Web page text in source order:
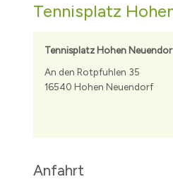
BAUEN &
Tennisplatz
Tennisplatz Hohen
An den Rotpfuhlen 35
16540 Hohen Neuendorf
Anfahrt